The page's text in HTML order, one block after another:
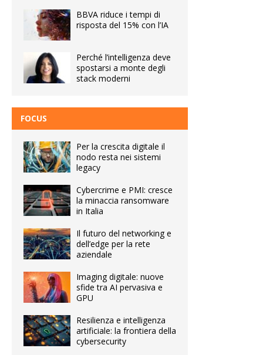
BBVA riduce i tempi di
risposta del 15% con l’IA
Perché l’intelligenza deve
spostarsi a monte degli
stack moderni
FOCUS
Per la crescita digitale il
nodo resta nei sistemi
legacy
Cybercrime e PMI: cresce
la minaccia ransomware
in Italia
Il futuro del networking e
dell’edge per la rete
aziendale
Imaging digitale: nuove
sfide tra AI pervasiva e
GPU
Resilienza e intelligenza
artificiale: la frontiera della
cybersecurity